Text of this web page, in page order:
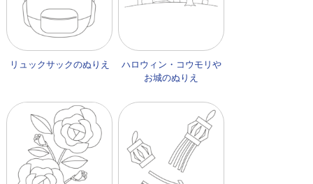
リュックサックのぬりえ
ハロウィン・コウモリや
お城のぬりえ